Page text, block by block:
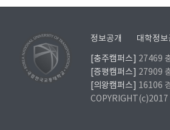
정보공개 대학정보
[충주캠퍼스]
27469
[증평캠퍼스]
27909
[의왕캠퍼스]
16106